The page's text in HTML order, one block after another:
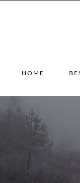
HOME